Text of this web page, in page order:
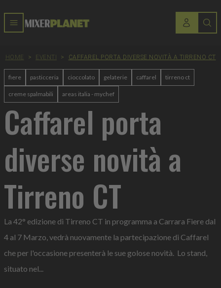
HOME > EVENTI > CAFFAREL PORTA DIVERSE NOVITÀ A TIRRENO CT
fiere pasticceria cioccolato gelaterie caffarel tirreno ct
creme spalmabili areas italia - mychef
Caffarel porta
diverse novità a
Tirreno CT
La 42° edizione di Tirreno CT in programma a Carrara Fiere dal
4 al 7 Marzo, vedrà nuovamente la partecipazione di Caffarel
che per l'occasione presenterà le sue golose novità. Lo stand,
situato nel...